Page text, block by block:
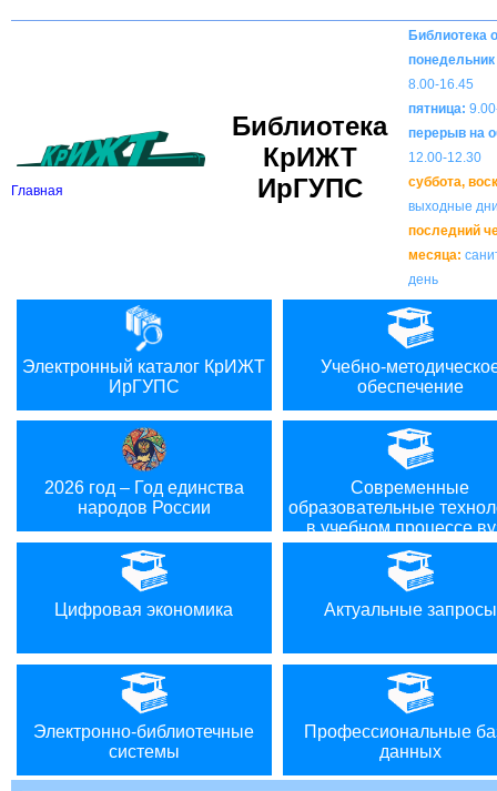
Версия для слабовидящих: Вкл Изображения:
Главная
Библиотека
КрИЖТ
ИрГУПС
Библиотека
понедельник
8.00-16.45
пятница:
перерыв на
12.00-12.30
суббота,
выходные
последний
месяца:
день
Электронный каталог КрИЖТ
ИрГУПС
Учебно-
обеспечение
2026 год – Год единства
народов России
Современные
образовательные
в учебном процессе
Цифровая экономика Актуальные запросы
Электронно-библиотечные
системы
Профессиональные
данных